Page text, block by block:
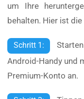
um Ihre
behalten. Hier ist
Schritt 1:
Android-Handy und
Premium-Konto an.